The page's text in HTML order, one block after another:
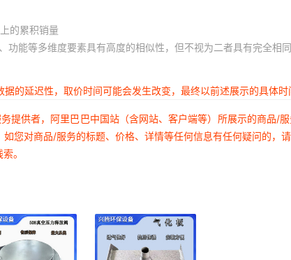
的累积销量
能等多维度要素具有高度的相似性，但不视为二者具有完全相
的延迟性，取价时间可能会发生改变，最终以前述展示的具体时
提供者，阿里巴巴中国站（含网站、客户端等）所展示的商品
您对商品/服务的标题、价格、详情等任何信息有任何疑问的
。